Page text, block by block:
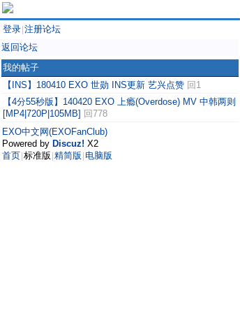
登录 注册论坛
返回论坛
我的帖子
【INS】180410 EXO 世勋 INS更新 艺兴点赞 回1
【4分55秒版】140420 EXO 上瘾(Overdose) MV 中韩两则
[MP4|720P|105MB] 回778
EXO中文网(EXOFanClub)
Powered by Discuz! X2
首页 标准版 精简版 电脑版